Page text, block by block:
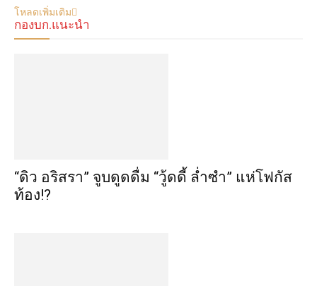
โหลดเพิ่มเติม
กองบก.แนะนำ
“ดิว อริสรา” จูบดูดดื่ม “วู้ดดี้ ล่ำซำ” แห่โฟกัส
ท้อง!?